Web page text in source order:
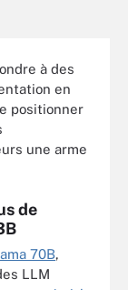
à des
en
positionner
une arme
de
70B,
LLM